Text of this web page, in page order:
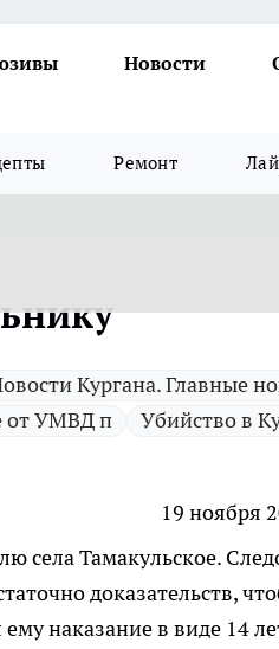
Новости
Ремонт
Кургана. Главные
от УМВД п Убийство в
19 ноября
села Тамакульское.
доказательств,
наказание в виде 14